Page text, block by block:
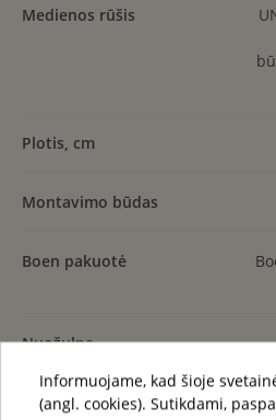
Medienos rūšis
Plotis, cm
Montavimo būdas
Boen pakuotė
Nuožulna
Šildomos grindys
Informuojame, kad šioje
(angl. cookies). Sutikdami,